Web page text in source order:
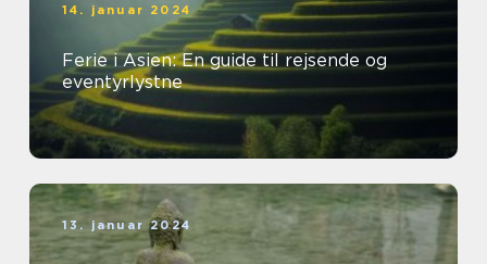
14. januar 2024
Ferie i Asien: En guide til rejsende og
eventyrlystne
13. januar 2024